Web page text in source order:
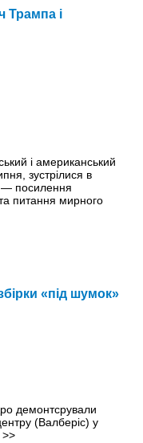
Трампа і
і американський
зустрілися в
— посилення
питання мирного
«під шумок»
демонтсрували
(Валберіс) у
>>